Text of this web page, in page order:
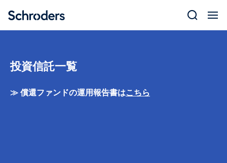
content
投資信託一覧
≫償還ファンドの運用報告書はこちら